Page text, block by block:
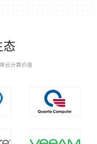
态
云计算价值